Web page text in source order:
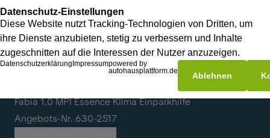
Fabia 1.0 MPI Essence Klima Einparkhilfe
Angebots-Nr. 630-2517